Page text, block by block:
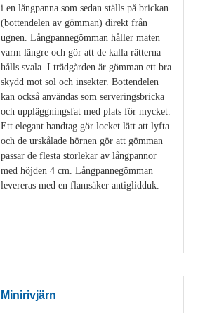
i en långpanna som sedan ställs på brickan
(bottendelen av gömman) direkt från
ugnen. Långpannegömman håller maten
varm längre och gör att de kalla rätterna
hålls svala. I trädgården är gömman ett bra
skydd mot sol och insekter. Bottendelen
kan också användas som serveringsbricka
och uppläggningsfat med plats för mycket.
Ett elegant handtag gör locket lätt att lyfta
och de urskålade hörnen gör att gömman
passar de flesta storlekar av långpannor
med höjden 4 cm. Långpannegömman
levereras med en flamsäker antiglidduk.
Minirivjärn